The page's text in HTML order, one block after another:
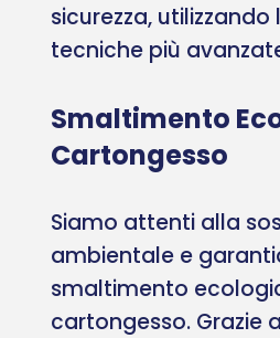
sicurezza,
tecniche più
Smaltimento
Cartongesso
Siamo attenti alla
ambientale e
smaltimento
cartongesso. Grazie